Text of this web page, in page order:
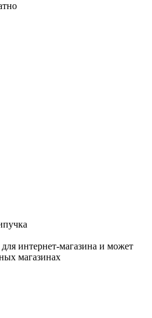
интернет-магазина и может
магазинах